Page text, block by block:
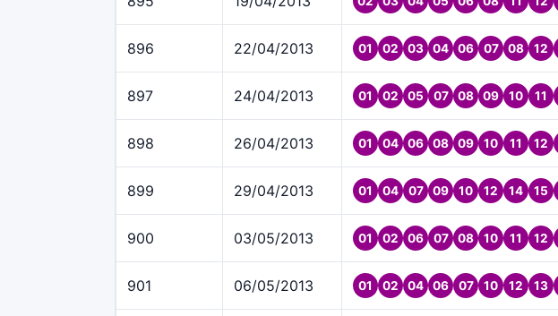
896 22/04/2013 01 02 03 04 06 07 08 12
897 24/04/2013 01 02 05 07 08 09 10 11
898 26/04/2013 01 04 06 08 09 10 11 12
899 29/04/2013 01 04 07 09 10 12 14 15
900 03/05/2013 01 02 06 07 08 10 11 12
901 06/05/2013 01 02 04 06 07 10 12 13